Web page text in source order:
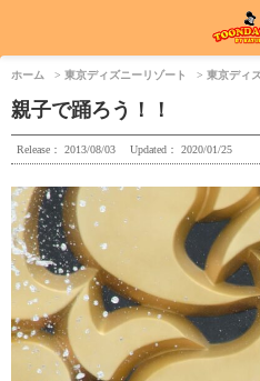
ホーム 東京ディズニーリゾート 東京ディ
親子で踊ろう！！
Release： 2013/08/03 Updated： 2020/01/25